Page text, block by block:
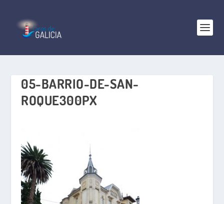
05-BARRIO-DE-SAN-
ROQUE300PX